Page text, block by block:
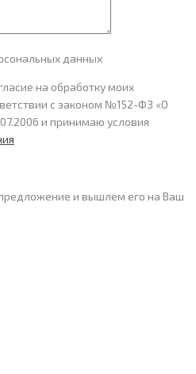
данных
на обработку моих
с законом №152-ФЗ «О
и принимаю условия
и вышлем его на Ваш